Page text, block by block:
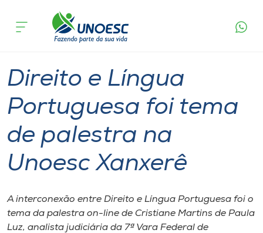
Cursos
Pesquisa
Atendimento ao Estudante
Portal de Ensino
A
acontece
Direito e Língua
Portuguesa foi tema
de palestra na
Unoesc Xanxerê
A interconexão entre Direito e Língua Portuguesa foi o
tema da palestra on-line de Cristiane Martins de Paula
Luz, analista judiciária da 7ª Vara Federal de